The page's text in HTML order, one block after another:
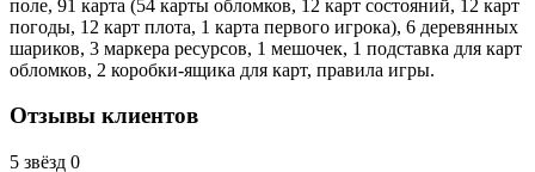
поле, 91 карта (54 карты обломков, 12 карт состояний, 12 карт
погоды, 12 карт плота, 1 карта первого игрока), 6 деревянных
шариков, 3 маркера ресурсов, 1 мешочек, 1 подставка для карт
обломков, 2 коробки-ящика для карт, правила игры.
Отзывы клиентов
5 звёзд 0